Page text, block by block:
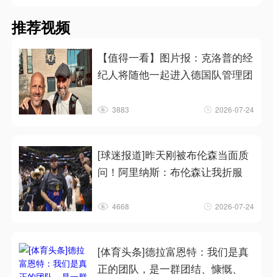
推荐视频
【值得一看】图片报：克洛普的经
纪人将随他一起进入德国队管理团
3883 2026-07-24
[球迷报道]昨天刚被布伦森当面质
问！阿里纳斯：布伦森让我折服
4668 2026-07-24
[体育头条]德拉富恩特：我们是真
正的团队，是一群团结、慷慨、